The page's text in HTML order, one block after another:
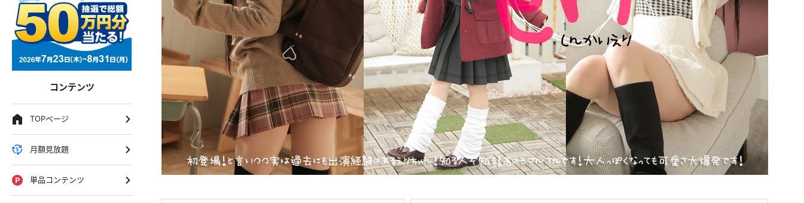
コンテンツ
TOPページ
月額見放題
単品コンテンツ